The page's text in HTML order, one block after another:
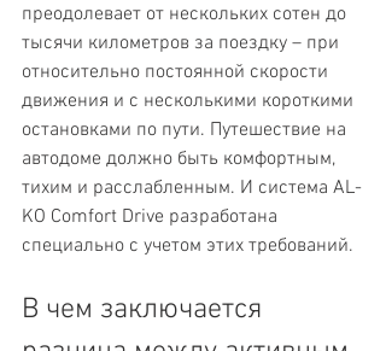
преодолевает от нескольких сотен до
тысячи километров за поездку – при
относительно постоянной скорости
движения и с несколькими короткими
остановками по пути. Путешествие на
автодоме должно быть комфортным,
тихим и расслабленным. И система AL-
KO Comfort Drive разработана
специально с учетом этих требований.
В чем заключается